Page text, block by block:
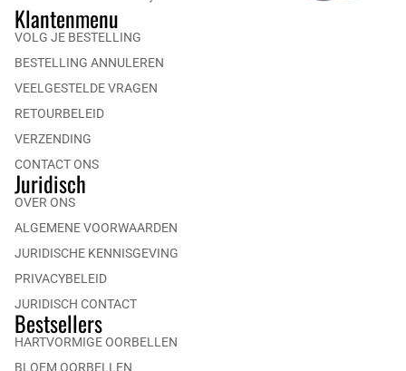
Klantenmenu
VOLG JE BESTELLING
BESTELLING ANNULEREN
VEELGESTELDE VRAGEN
RETOURBELEID
VERZENDING
CONTACT ONS
Juridisch
OVER ONS
ALGEMENE VOORWAARDEN
JURIDISCHE KENNISGEVING
PRIVACYBELEID
JURIDISCH CONTACT
Bestsellers
HARTVORMIGE OORBELLEN
BLOEM OORBELLEN